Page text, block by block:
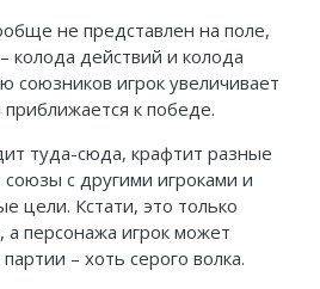
не представлен на поле,
колода действий и колода
союзников игрок увеличивает
к победе.
туда-сюда, крафтит разные
с другими игроками и
цели. Кстати, это только
а персонажа игрок может
– хоть серого волка.